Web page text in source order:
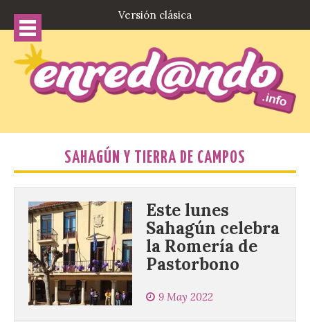
Versión clásica
SAHAGÚN Y TIERRA DE CAMPOS
Este lunes
Sahagún celebra
la Romería de
Pastorbono
9 May 2022